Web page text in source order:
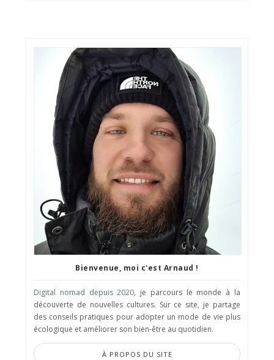
Bienvenue, moi c'est Arnaud !
Digital nomad depuis 2020, je parcours le monde à la
découverte de nouvelles cultures. Sur ce site, je partage
des conseils pratiques pour adopter un mode de vie plus
écologique et améliorer son bien-être au quotidien.
À PROPOS DU SITE